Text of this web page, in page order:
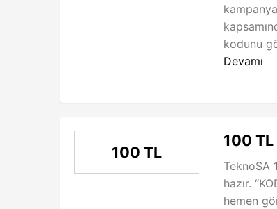
kodunu
Devamı
100 TL
100
TeknoSA
hazır.
hemen